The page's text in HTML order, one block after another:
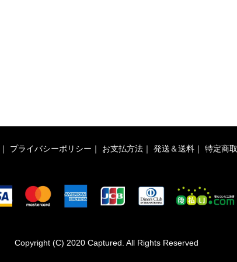
｜ プライバシーポリシー ｜ お支払方法 ｜ 発送＆送料 ｜ 特定商
Copyright (C) 2020 Captured. All Rights Reserved